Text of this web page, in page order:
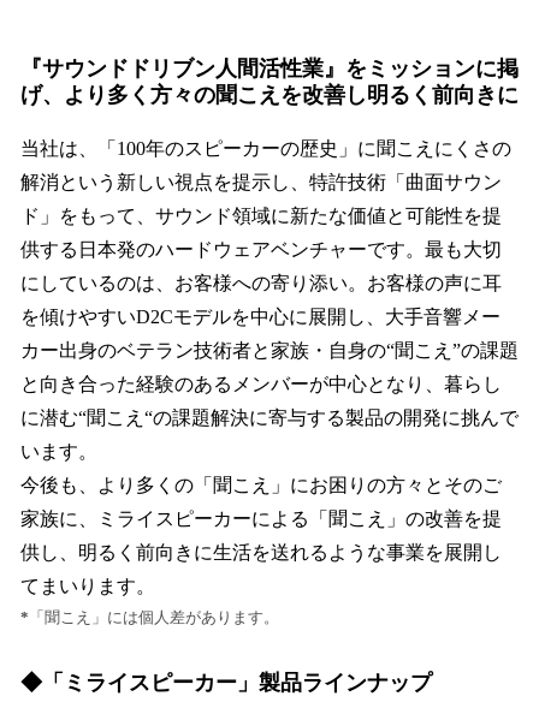
『サウンドドリブン人間活性業』をミッションに掲
げ、より多く方々の聞こえを改善し明るく前向きに
当社は、「100年のスピーカーの歴史」に聞こえにくさの
解消という新しい視点を提示し、特許技術「曲面サウン
ド」をもって、サウンド領域に新たな価値と可能性を提
供する日本発のハードウェアベンチャーです。最も大切
にしているのは、お客様への寄り添い。お客様の声に耳
を傾けやすいD2Cモデルを中心に展開し、大手音響メー
カー出身のベテラン技術者と家族・自身の“聞こえ”の課題
と向き合った経験のあるメンバーが中心となり、暮らし
に潜む“聞こえ“の課題解決に寄与する製品の開発に挑んで
います。
今後も、より多くの「聞こえ」にお困りの方々とそのご
家族に、ミライスピーカーによる「聞こえ」の改善を提
供し、明るく前向きに生活を送れるような事業を展開し
てまいります。
* 「聞こえ」には個人差があります。
◆「ミライスピーカー」製品ラインナップ